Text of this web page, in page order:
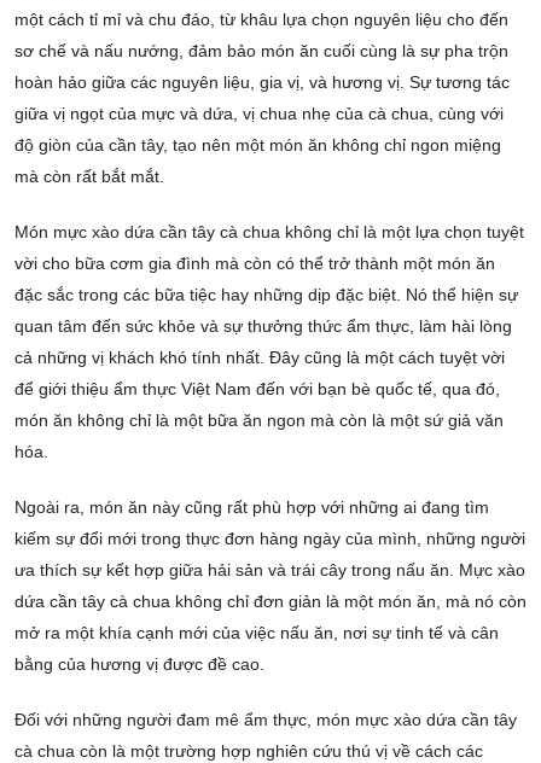
một cách tỉ mỉ và chu đáo, từ khâu lựa chọn nguyên liệu cho đến
sơ chế và nấu nướng, đảm bảo món ăn cuối cùng là sự pha trộn
hoàn hảo giữa các nguyên liệu, gia vị, và hương vị. Sự tương tác
giữa vị ngọt của mực và dứa, vị chua nhẹ của cà chua, cùng với
độ giòn của cần tây, tạo nên một món ăn không chỉ ngon miệng
mà còn rất bắt mắt.
Món mực xào dứa cần tây cà chua không chỉ là một lựa chọn tuyệt
vời cho bữa cơm gia đình mà còn có thể trở thành một món ăn
đặc sắc trong các bữa tiệc hay những dịp đặc biệt. Nó thể hiện sự
quan tâm đến sức khỏe và sự thưởng thức ẩm thực, làm hài lòng
cả những vị khách khó tính nhất. Đây cũng là một cách tuyệt vời
để giới thiệu ẩm thực Việt Nam đến với bạn bè quốc tế, qua đó,
món ăn không chỉ là một bữa ăn ngon mà còn là một sứ giả văn
hóa.
Ngoài ra, món ăn này cũng rất phù hợp với những ai đang tìm
kiếm sự đổi mới trong thực đơn hàng ngày của mình, những người
ưa thích sự kết hợp giữa hải sản và trái cây trong nấu ăn. Mực xào
dứa cần tây cà chua không chỉ đơn giản là một món ăn, mà nó còn
mở ra một khía cạnh mới của việc nấu ăn, nơi sự tinh tế và cân
bằng của hương vị được đề cao.
Đối với những người đam mê ẩm thực, món mực xào dứa cần tây
cà chua còn là một trường hợp nghiên cứu thú vị về cách các